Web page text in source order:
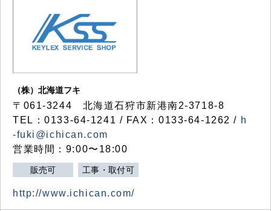
（株）北海道フキ
〒061-3244 北海道石狩市新港南2-3718-8
TEL：0133-64-1241 / FAX：0133-64-1262 / h
-fuki@ichican.com
営業時間：9:00〜18:00
販売可 工事・取付可
http://www.ichican.com/